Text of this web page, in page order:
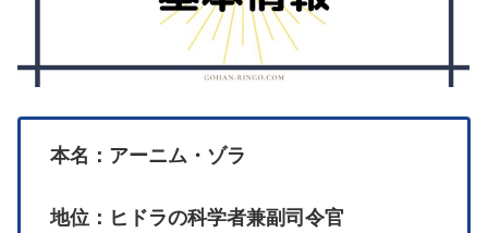
本名：アーニム・ゾラ
地位：ヒドラの科学者兼副司令官